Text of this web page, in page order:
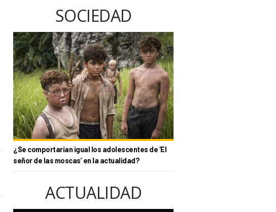
SOCIEDAD
¿Se comportarían igual los adolescentes de ‘El
señor de las moscas’ en la actualidad?
ACTUALIDAD